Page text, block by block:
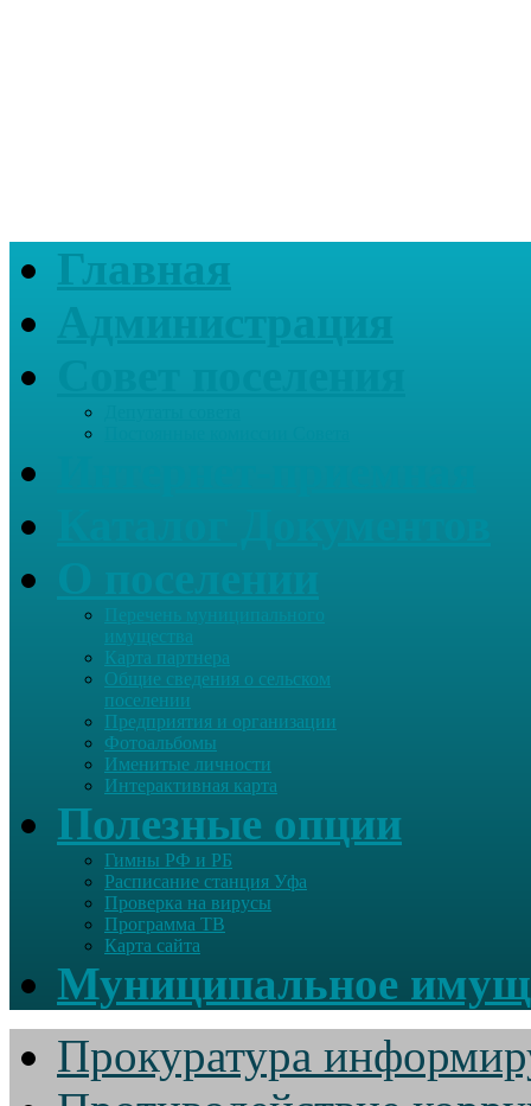
Главная
Перечень муниципального
имущества
Карта партнера
Общие сведения о сельском
поселении
Предприятия и организации
Фотоальбомы
Именитые личности
Интерактивная карта
Полезные опции
Гимны РФ и РБ
Расписание станция Уфа
Проверка на вирусы
Программа ТВ
Карта сайта
Муниципальное
Прокуратура